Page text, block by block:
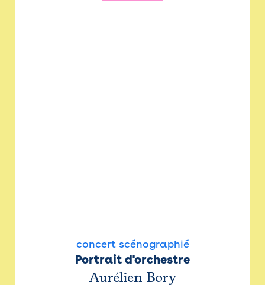
concert scénographié
Portrait d'orchestre
Aurélien Bory